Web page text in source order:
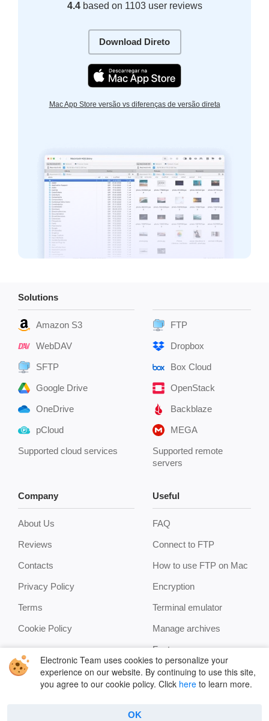
4.4based on 1103 user reviews
Download Direto
Mac App Store versão vs diferenças de versão direta
Solutions
Amazon S3
WebDAV
SFTP
Google Drive
OneDrive
pCloud
Supported cloud services
FTP
Dropbox
Box Cloud
OpenStack
Backblaze
MEGA
Supported remote
servers
Company
About Us
Reviews
Contacts
Privacy Policy
Terms
Cookie Policy
Useful
FAQ
Connect to FTP
How to use FTP on Mac
Encryption
Terminal emulator
Manage archives
Features
Copyright © 2026 Electronic Team, Inc., its affiliates and
Electronic Team uses cookies to personalize your
experience on our website. By continuing to use this site,
you agree to our cookie policy. Click here to learn more.
OK